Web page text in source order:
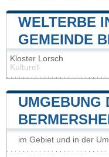
WELTERBE
GEMEINDE
Kloster Lorsch
Kulturell
UMGEBUNG
im Gebiet und in der